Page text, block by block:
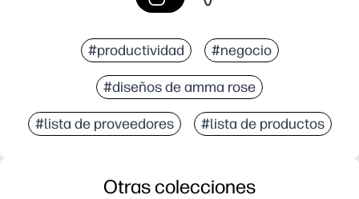
#productividad #negocio
#diseños de amma rose
#lista de proveedores #lista de productos
Otras colecciones